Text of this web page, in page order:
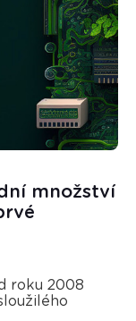
množství
roku 2008